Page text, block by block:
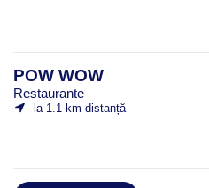
POW WOW
Restaurante
la 1.1 km distanță